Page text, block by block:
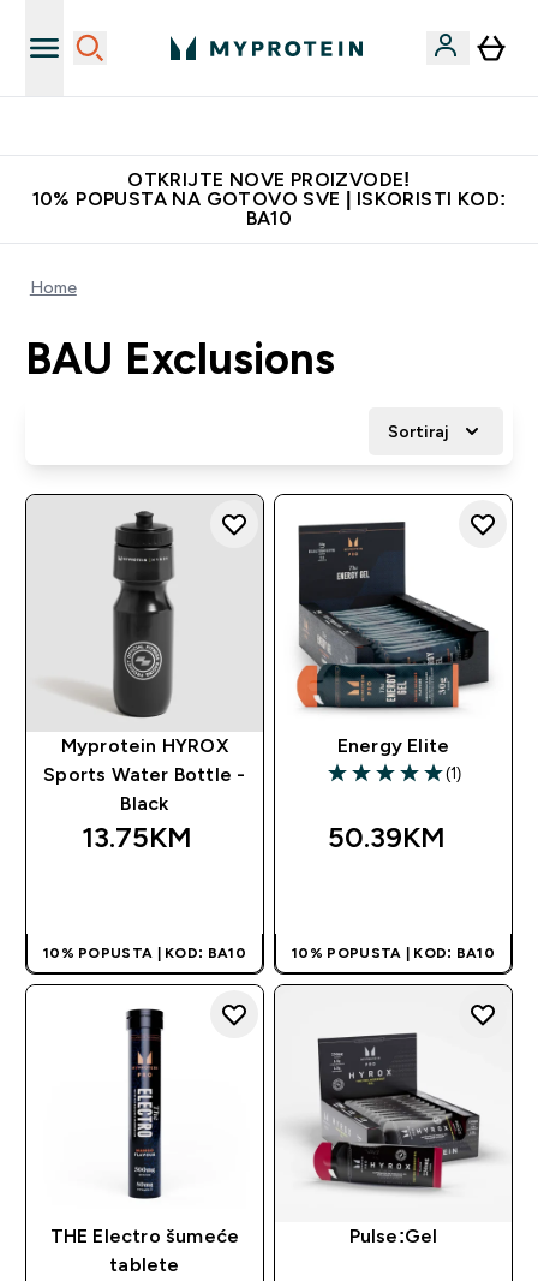
OTKRIJTE NOVE PROIZVODE!
10% POPUSTA NA GOTOVO SVE | ISKORISTI KOD:
BA10
Home
BAU Exclusions
Sortiraj
Myprotein HYROX
Sports Water Bottle -
Black
13.75KM‎
10% POPUSTA | KOD: BA10
Energy Elite
5 out of 5 stars
(1)
50.39KM‎
10% POPUSTA | KOD: BA10
THE Electro šumeće
tablete
Pulse:Gel